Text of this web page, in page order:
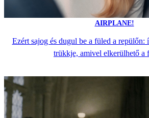
AIRPLANE!
Ezért sajog és dugul be a füled a repülőn:
trükkje, amivel elkerülhető a